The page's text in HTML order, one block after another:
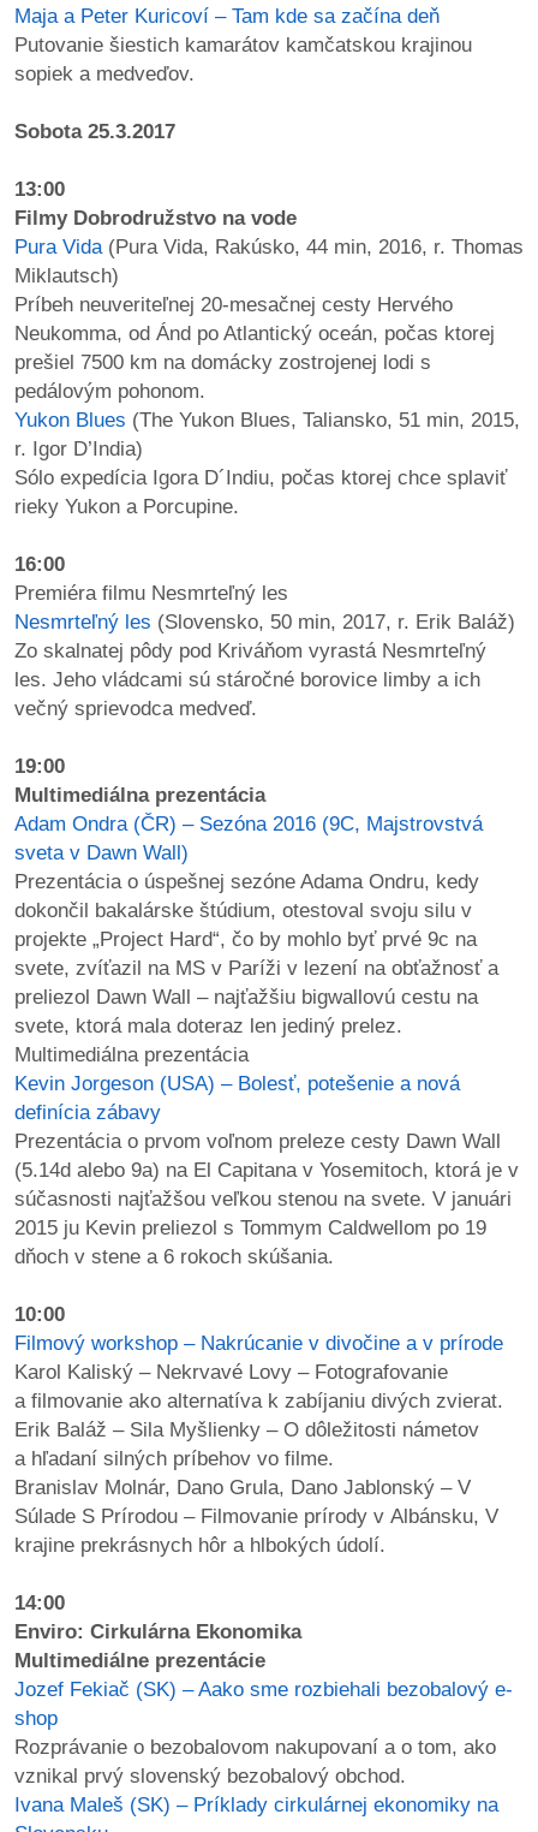
Maja a Peter Kuricoví – Tam kde sa začína deň
Putovanie šiestich kamarátov kamčatskou krajinou
sopiek a medveďov.
Sobota 25.3.2017
13:00
Filmy Dobrodružstvo na vode
Pura Vida (Pura Vida, Rakúsko, 44 min, 2016, r. Thomas
Miklautsch)
Príbeh neuveriteľnej 20-mesačnej cesty Hervého
Neukomma, od Ánd po Atlantický oceán, počas ktorej
prešiel 7500 km na domácky zostrojenej lodi s
pedálovým pohonom.
Yukon Blues (The Yukon Blues, Taliansko, 51 min, 2015,
r. Igor D’India)
Sólo expedícia Igora D´Indiu, počas ktorej chce splaviť
rieky Yukon a Porcupine.
16:00
Premiéra filmu Nesmrteľný les
Nesmrteľný les (Slovensko, 50 min, 2017, r. Erik Baláž)
Zo skalnatej pôdy pod Kriváňom vyrastá Nesmrteľný
les. Jeho vládcami sú stáročné borovice limby a ich
večný sprievodca medveď.
19:00
Multimediálna prezentácia
Adam Ondra (ČR) – Sezóna 2016 (9C, Majstrovstvá
sveta v Dawn Wall)
Prezentácia o úspešnej sezóne Adama Ondru, kedy
dokončil bakalárske štúdium, otestoval svoju silu v
projekte „Project Hard“, čo by mohlo byť prvé 9c na
svete, zvíťazil na MS v Paríži v lezení na obťažnosť a
preliezol Dawn Wall – najťažšiu bigwallovú cestu na
svete, ktorá mala doteraz len jediný prelez.
Multimediálna prezentácia
Kevin Jorgeson (USA) – Bolesť, potešenie a nová
definícia zábavy
Prezentácia o prvom voľnom preleze cesty Dawn Wall
(5.14d alebo 9a) na El Capitana v Yosemitoch, ktorá je v
súčasnosti najťažšou veľkou stenou na svete. V januári
2015 ju Kevin preliezol s Tommym Caldwellom po 19
dňoch v stene a 6 rokoch skúšania.
10:00
Filmový workshop – Nakrúcanie v divočine a v prírode
Karol Kaliský – Nekrvavé Lovy – Fotografovanie
a filmovanie ako alternatíva k zabíjaniu divých zvierat.
Erik Baláž – Sila Myšlienky – O dôležitosti námetov
a hľadaní silných príbehov vo filme.
Branislav Molnár, Dano Grula, Dano Jablonský – V
Súlade S Prírodou – Filmovanie prírody v Albánsku, V
krajine prekrásnych hôr a hlbokých údolí.
14:00
Enviro: Cirkulárna Ekonomika
Multimediálne prezentácie
Jozef Fekiač (SK) – Aako sme rozbiehali bezobalový e-
shop
Rozprávanie o bezobalovom nakupovaní a o tom, ako
vznikal prvý slovenský bezobalový obchod.
Ivana Maleš (SK) – Príklady cirkulárnej ekonomiky na